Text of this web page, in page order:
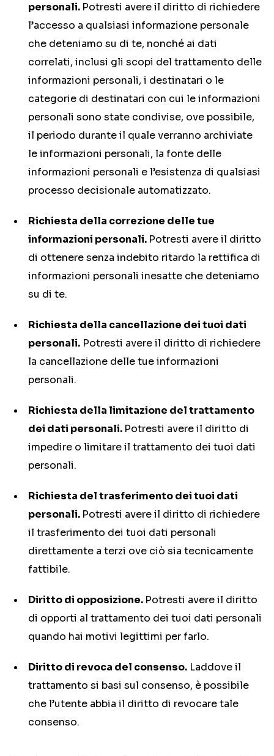
personali. Potresti avere il diritto di richiedere
l’accesso a qualsiasi informazione personale
che deteniamo su di te, nonché ai dati
correlati, inclusi gli scopi del trattamento delle
informazioni personali, i destinatari o le
categorie di destinatari con cui le informazioni
personali sono state condivise, ove possibile,
il periodo durante il quale verranno archiviate
le informazioni personali, la fonte delle
informazioni personali e l’esistenza di qualsiasi
processo decisionale automatizzato.
Richiesta della correzione delle tue
informazioni personali. Potresti avere il diritto
di ottenere senza indebito ritardo la rettifica di
informazioni personali inesatte che deteniamo
su di te.
Richiesta della cancellazione dei tuoi dati
personali. Potresti avere il diritto di richiedere
la cancellazione delle tue informazioni
personali.
Richiesta della limitazione del trattamento
dei dati personali. Potresti avere il diritto di
impedire o limitare il trattamento dei tuoi dati
personali.
Richiesta del trasferimento dei tuoi dati
personali. Potresti avere il diritto di richiedere
il trasferimento dei tuoi dati personali
direttamente a terzi ove ciò sia tecnicamente
fattibile.
Diritto di opposizione. Potresti avere il diritto
di opporti al trattamento dei tuoi dati personali
quando hai motivi legittimi per farlo.
Diritto di revoca del consenso. Laddove il
trattamento si basi sul consenso, è possibile
che l’utente abbia il diritto di revocare tale
consenso.